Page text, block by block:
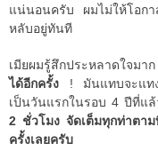
แน่นอนครับ ผมไม่ให้โอก
หลับอยู่ทันที
เมียผมรู้สึกประหลาดใจมา
ได้อีกครั้ง ! มันแทบจะแท
เป็นวันแรกในรอบ 4 ปีที่แ
2 ชั่วโมง จัดเต็มทุกท่าตา
ครั้งเลยครับ